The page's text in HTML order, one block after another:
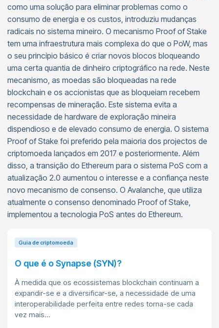
como uma solução para eliminar problemas como o
consumo de energia e os custos, introduziu mudanças
radicais no sistema mineiro. O mecanismo Proof of Stake
tem uma infraestrutura mais complexa do que o PoW, mas
o seu princípio básico é criar novos blocos bloqueando
uma certa quantia de dinheiro criptográfico na rede. Neste
mecanismo, as moedas são bloqueadas na rede
blockchain e os accionistas que as bloqueiam recebem
recompensas de mineração. Este sistema evita a
necessidade de hardware de exploração mineira
dispendioso e de elevado consumo de energia. O sistema
Proof of Stake foi preferido pela maioria dos projectos de
criptomoeda lançados em 2017 e posteriormente. Além
disso, a transição do Ethereum para o sistema PoS com a
atualização 2.0 aumentou o interesse e a confiança neste
novo mecanismo de consenso. O Avalanche, que utiliza
atualmente o consenso denominado Proof of Stake,
implementou a tecnologia PoS antes do Ethereum.
Guia de criptomoeda
O que é o Synapse (SYN)?
À medida que os ecossistemas blockchain continuam a
expandir-se e a diversificar-se, a necessidade de uma
interoperabilidade perfeita entre redes torna-se cada
vez mais...